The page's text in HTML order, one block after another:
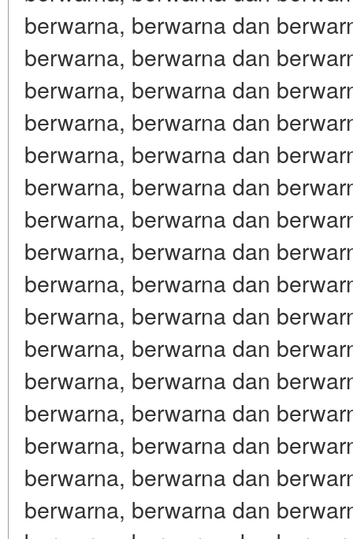
berwarna, berwarna dan
berwarna, berwarna dan
berwarna, berwarna dan
berwarna, berwarna dan
berwarna, berwarna dan
berwarna, berwarna dan
berwarna, berwarna dan
berwarna, berwarna dan
berwarna, berwarna dan
berwarna, berwarna dan
berwarna, berwarna dan
berwarna, berwarna dan
berwarna, berwarna dan
berwarna, berwarna dan
berwarna, berwarna dan
berwarna, berwarna dan